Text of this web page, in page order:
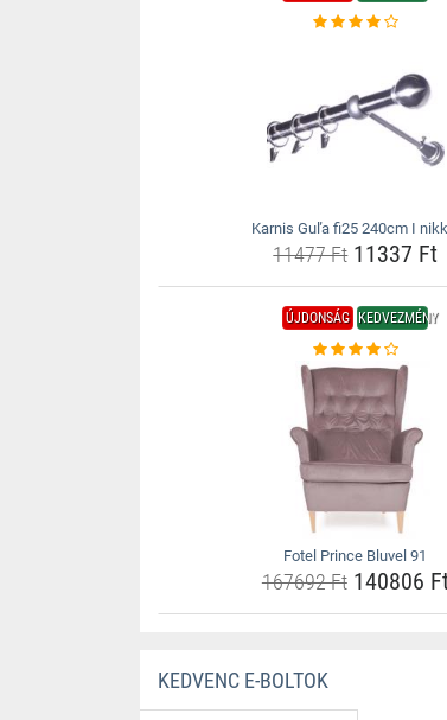
Karnis Guľa fi25 240cm I
11477 Ft11337 Ft
ÚJDONSÁG KEDVEZMÉNY
Fotel Prince Bluvel 91
167692 Ft140806
KEDVENC E-BOLTOK